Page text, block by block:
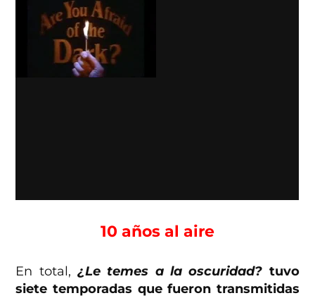
10 años al aire
En total,¿Le temes a la oscuridad? tuvo
siete temporadas que fueron transmitidas